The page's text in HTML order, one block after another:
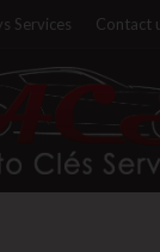
Services Contact